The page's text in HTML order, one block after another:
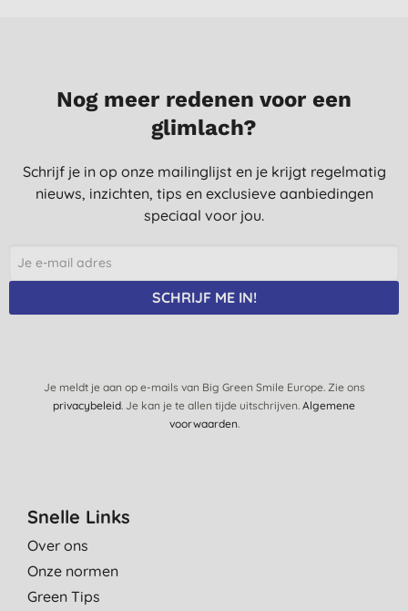
Nog meer redenen voor een
glimlach?
Schrijf je in op onze mailinglijst en je krijgt regelmatig
nieuws, inzichten, tips en exclusieve aanbiedingen
speciaal voor jou.
SCHRIJF ME IN!
Je meldt je aan op e-mails van Big Green Smile Europe. Zie ons
privacybeleid. Je kan je te allen tijde uitschrijven. Algemene
voorwaarden.
Snelle Links
Over ons
Onze normen
Green Tips